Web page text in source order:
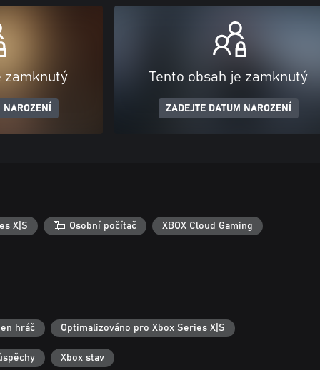
zamknutý Tento obsah je zamknutý
ZADEJTE DATUM NAROZENÍ
X|S Osobní počítač XBOX Cloud Gaming
hráč Optimalizováno pro Xbox Series X|S
Xbox stav